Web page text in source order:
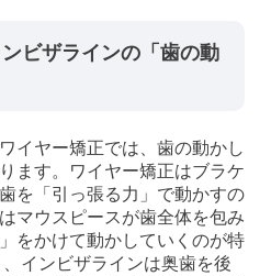
ビザラインの「歯の動
イヤー矯正では、歯の動かし
ます。ワイヤー矯正はブラケ
を「引っ張る力」で動かすの
マウスピースが歯全体を包み
をかけて動かしていくのが特
インビザラインは奥歯を後